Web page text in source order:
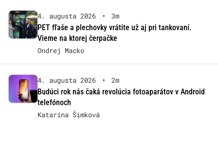
4. augusta 2026 •
3m
PET fľaše a plechovky vrátite už aj pri tankovaní.
Vieme na ktorej čerpačke
Ondrej Macko
4. augusta 2026 •
2m
Budúci rok nás čaká revolúcia fotoaparátov v Android
telefónoch
Katarína Šimková